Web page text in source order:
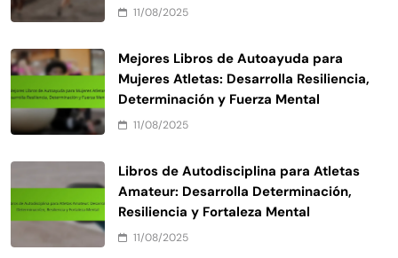
11/08/2025
Mejores Libros de Autoayuda para
Mujeres Atletas: Desarrolla Resiliencia,
Determinación y Fuerza Mental
11/08/2025
Libros de Autodisciplina para Atletas
Amateur: Desarrolla Determinación,
Resiliencia y Fortaleza Mental
11/08/2025